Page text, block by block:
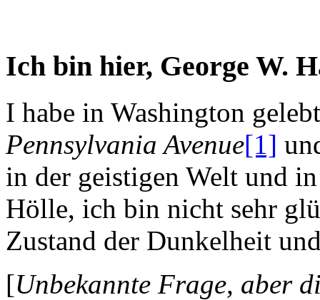
Ich bin hier, George W.
I habe in Washington
Pennsylvania Avenue[1]
in der geistigen Welt und
Hölle, ich bin nicht sehr
Zustand der Dunkelheit
[Unbekannte Frage, aber